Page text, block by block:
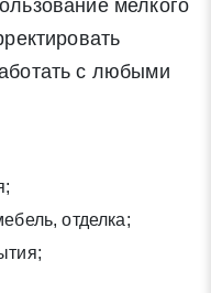
мелкого
с любыми
отделка;